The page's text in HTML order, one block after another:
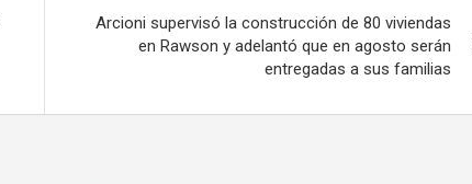
Arcioni supervisó la construcción de 80 viviendas
en Rawson y adelantó que en agosto serán
entregadas a sus familias